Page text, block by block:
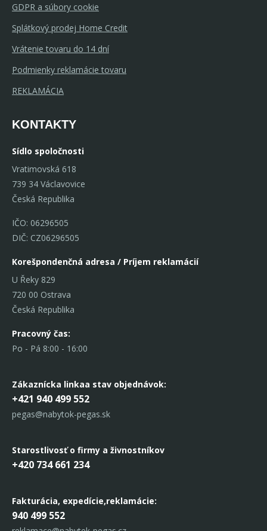
GDPR a súbory cookie
Splátkový prodej Home Credit
Vrátenie tovaru do 14 dní
Podmienky reklamácie tovaru
REKLAMÁCIA
KONTAKTY
Sídlo spoločnosti
Vratimovská 618
739 34 Václavovice
Česká Republika
IČO: 06296505
DIČ: CZ06296505
Korešpondenčná adresa / Príjem reklamácií
U Řeky 829
720 00 Ostrava
Česká Republika
Pracovný čas:
Po - Pá 8:00 - 16:00
Zákaznícka linkaa stav objednávok:
+421 940 499 552
pegas@nabytok-pegas.sk
Starostlivosť o firmy a živnostníkov
+420 734 661 234
Fakturácia, expedície,reklamácie:
940 499 552